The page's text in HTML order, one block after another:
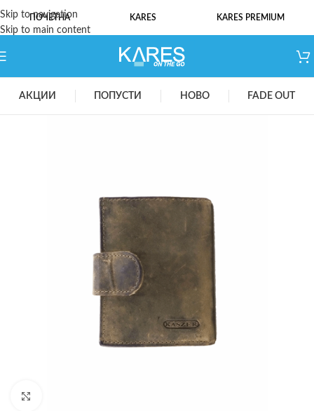
Skip to navigation
Skip to main content
ПОЧЕТНА KARES KARES PREMIUM
АКЦИИ ПОПУСТИ НОВО FADE OUT